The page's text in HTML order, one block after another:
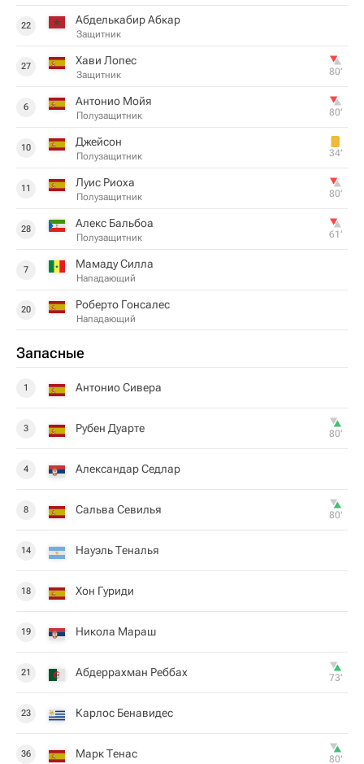
22 Абделькабир Абкар
Защитник
27 Хави Лопес
Защитник 80‎’‎
6 Антонио Мойя
Полузащитник 80‎’‎
10 Джейсон
Полузащитник 34‎’‎
11 Луис Риоха
Полузащитник 80‎’‎
28 Алекс Бальбоа
Полузащитник 61‎’‎
7 Мамаду Силла
Нападающий
20 Роберто Гонсалес
Нападающий
Запасные
1 Антонио Сивера
3 Рубен Дуарте 80‎’‎
4 Александар Седлар
8 Сальва Севилья 80‎’‎
14 Науэль Теналья
18 Хон Гуриди
19 Никола Мараш
21 Абдеррахман Реббах 73‎’‎
23 Карлос Бенавидес
36 Марк Тенас 80‎’‎